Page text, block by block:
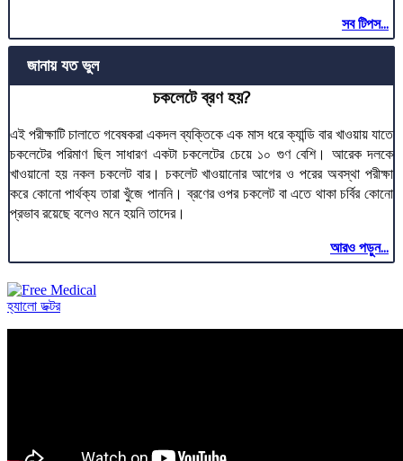
সব টিপস...
জানায় যত ভুল
চকলেটে ব্রণ হয়?
এই পরীক্ষাটি চালাতে গবেষকরা একদল ব্যক্তিকে এক মাস ধরে ক্যান্ডি বার খাওয়ায় যাতে
চকলেটের পরিমাণ ছিল সাধারণ একটা চকলেটের চেয়ে ১০ গুণ বেশি। আরেক দলকে
খাওয়ানো হয় নকল চকলেট বার। চকলেট খাওয়ানোর আগের ও পরের অবস্থা পরীক্ষা
করে কোনো পার্থক্য তারা খুঁজে পাননি। ব্রণের ওপর চকলেট বা এতে থাকা চর্বির কোনো
প্রভাব রয়েছে বলেও মনে হয়নি তাদের।
আরও পড়ুন...
হ্যালো ডক্টর